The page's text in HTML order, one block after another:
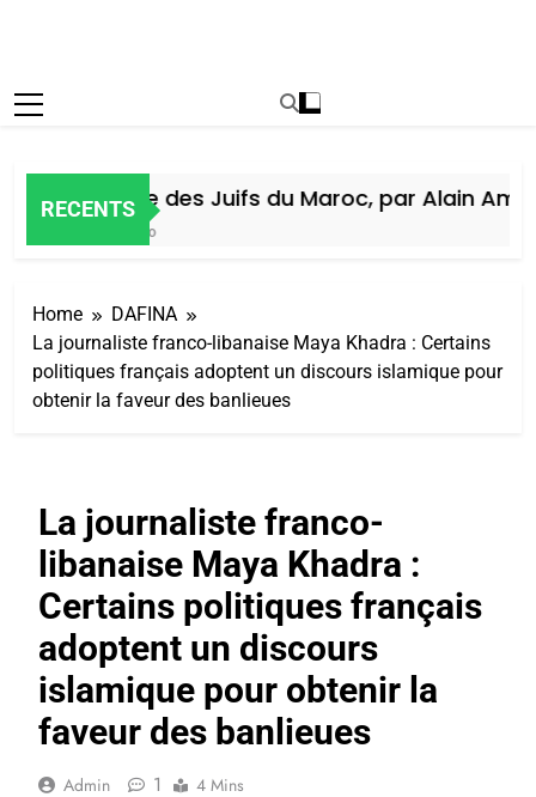
RECENTS
Histoire des Juifs du Maroc, par Alain Amiel
Home
DAFINA
La journaliste franco-libanaise Maya Khadra : Certains
politiques français adoptent un discours islamique pour
obtenir la faveur des banlieues
La journaliste franco-
libanaise Maya Khadra :
Certains politiques français
adoptent un discours
islamique pour obtenir la
faveur des banlieues
Admin 1 4 Mins